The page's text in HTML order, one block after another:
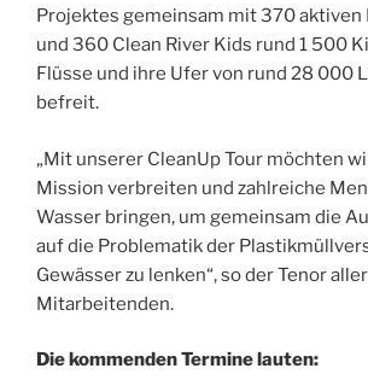
Projektes gemeinsam mit 370 aktiven
und 360 Clean River Kids rund 1 500
Flüsse und ihre Ufer von rund 28 000
befreit.
„Mit unserer CleanUp Tour möchten
Mission verbreiten und zahlreiche
Wasser bringen, um gemeinsam die
auf die Problematik der
Gewässer zu lenken“, so der Tenor aller
Mitarbeitenden.
Die kommenden Termine lauten: